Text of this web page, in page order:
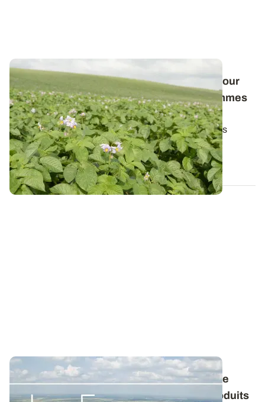
L'hydrazide maléique, une aide possible pour
limiter la repousse physiologique des pommes
de terre
L’hydrazide maléique, commercialisé sous plusieurs
enseignes commerciales (FAZOR, ITCAN…)...
10 JUILL. 2024
Conservation des pommes de terre : quelle
stratégie envisager avec les différents produits